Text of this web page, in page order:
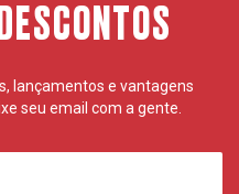
lançamentos e vantagens
seu email com a gente.